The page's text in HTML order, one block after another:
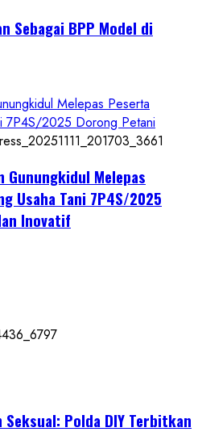
Sebagai BPP Model di
Melepas Peserta
7P4S/2025 Dorong Petani
Gunungkidul Melepas
Usaha Tani 7P4S/2025
Inovatif
Seksual: Polda DIY Terbitkan